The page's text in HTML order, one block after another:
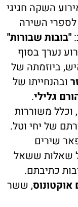
השקה חגיגי
לספרי השירה
"בובות שבורות"
נערך בסוף
האחרון מול קהל של כ-50 איש, ביוזמתה של
ובהנחייתו של
גלילי.
משוררות
של יחי וטל.
שירים
שאלות ששאל
כתיבתם.
אוקטונוס, ששר